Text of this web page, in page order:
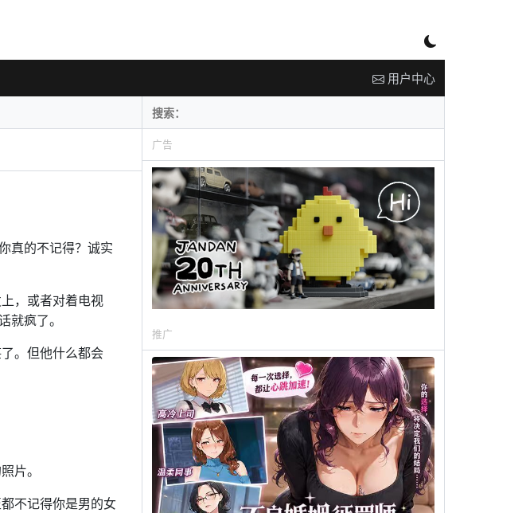
用户中心
真的不记得？诚实
，或者对着电视
就疯了。
。但他什么都会
片。
不记得你是男的女
广告
推广